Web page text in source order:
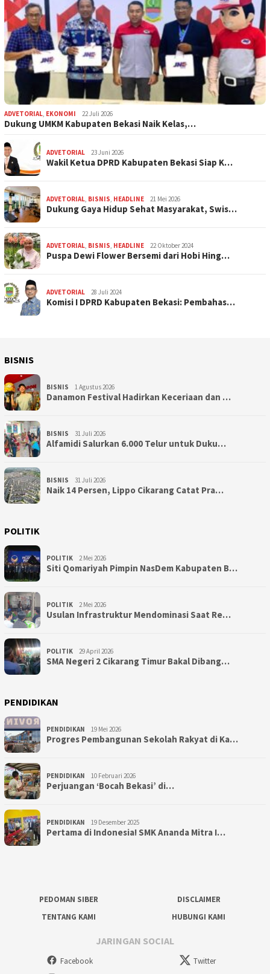
ADVETORIAL, EKONOMI 22 Juli 2026
Dukung UMKM Kabupaten Bekasi Naik Kelas,…
ADVETORIAL 23 Juni 2026
Wakil Ketua DPRD Kabupaten Bekasi Siap K…
ADVETORIAL, BISNIS, HEADLINE 21 Mei 2026
Dukung Gaya Hidup Sehat Masyarakat, Swis…
ADVETORIAL, BISNIS, HEADLINE 22 Oktober 2024
Puspa Dewi Flower Bersemi dari Hobi Hing…
ADVETORIAL 28 Juli 2024
Komisi I DPRD Kabupaten Bekasi: Pembahas…
BISNIS
BISNIS 1 Agustus 2026
Danamon Festival Hadirkan Keceriaan dan …
BISNIS 31 Juli 2026
Alfamidi Salurkan 6.000 Telur untuk Duku…
BISNIS 31 Juli 2026
Naik 14 Persen, Lippo Cikarang Catat Pra…
POLITIK
POLITIK 2 Mei 2026
Siti Qomariyah Pimpin NasDem Kabupaten B…
POLITIK 2 Mei 2026
Usulan Infrastruktur Mendominasi Saat Re…
POLITIK 29 April 2026
SMA Negeri 2 Cikarang Timur Bakal Dibang…
PENDIDIKAN
PENDIDIKAN 19 Mei 2026
Progres Pembangunan Sekolah Rakyat di Ka…
PENDIDIKAN 10 Februari 2026
Perjuangan ‘Bocah Bekasi’ di…
PENDIDIKAN 19 Desember 2025
Pertama di Indonesia! SMK Ananda Mitra I…
PEDOMAN SIBER
DISCLAIMER
TENTANG KAMI
HUBUNGI KAMI
JARINGAN SOCIAL
Facebook
Twitter